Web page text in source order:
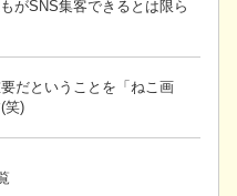
がSNS集客できるとは限ら
だということを「ねこ画
笑)